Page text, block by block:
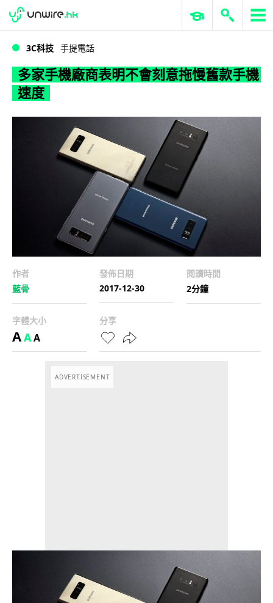
多家手機廠商表明不會刻意拖慢舊款手機速度
WWDC 2026 ERP 與商業 AI
3C科技 手提電話
多家手機廠商表明不會刻意拖慢舊款手機
速度
作者
藍骨
發佈日期
2017-12-30
閱讀時間
2分鐘
字體大小
AAA
分享
ADVERTISEMENT